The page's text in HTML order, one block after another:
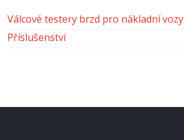
Válcové testery brzd pro nákladní vozy
Příslušenství